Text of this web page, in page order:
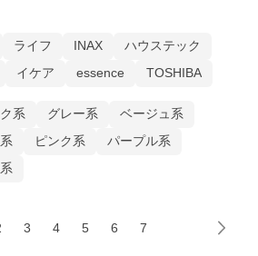
ライフ INAX
ハウステック
イケア essence TOSHIBA
系 グレー系
ベージュ系
ピンク系
パープル系
3 4 5 6 7